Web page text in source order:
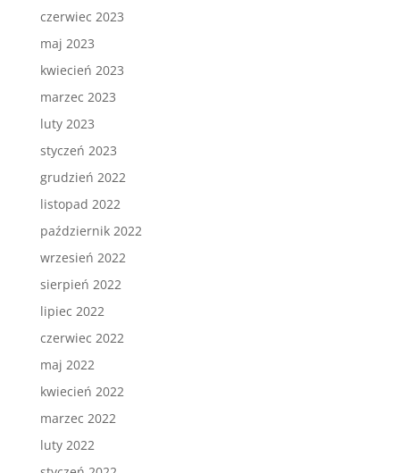
czerwiec 2023
maj 2023
kwiecień 2023
marzec 2023
luty 2023
styczeń 2023
grudzień 2022
listopad 2022
październik 2022
wrzesień 2022
sierpień 2022
lipiec 2022
czerwiec 2022
maj 2022
kwiecień 2022
marzec 2022
luty 2022